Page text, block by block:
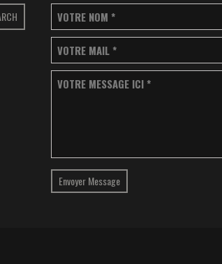
VOTRE NOM *
VOTRE MAIL *
VOTRE MESSAGE ICI *
Envoyer Message